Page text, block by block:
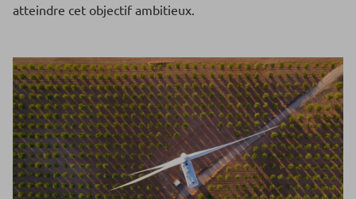
atteindre cet objectif ambitieux.